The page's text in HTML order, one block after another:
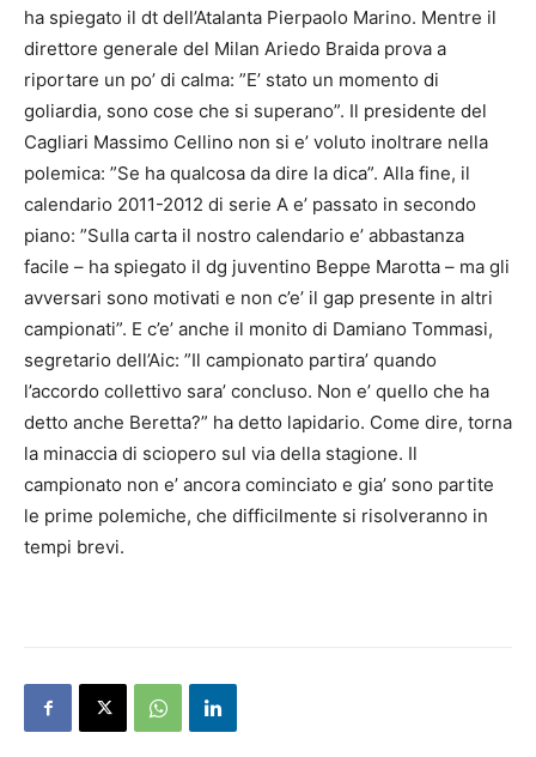
ha spiegato il dt dell’Atalanta Pierpaolo Marino. Mentre il
direttore generale del Milan Ariedo Braida prova a
riportare un po’ di calma: ”E’ stato un momento di
goliardia, sono cose che si superano”. Il presidente del
Cagliari Massimo Cellino non si e’ voluto inoltrare nella
polemica: ”Se ha qualcosa da dire la dica”. Alla fine, il
calendario 2011-2012 di serie A e’ passato in secondo
piano: ”Sulla carta il nostro calendario e’ abbastanza
facile – ha spiegato il dg juventino Beppe Marotta – ma gli
avversari sono motivati e non c’e’ il gap presente in altri
campionati”. E c’e’ anche il monito di Damiano Tommasi,
segretario dell’Aic: ”Il campionato partira’ quando
l’accordo collettivo sara’ concluso. Non e’ quello che ha
detto anche Beretta?” ha detto lapidario. Come dire, torna
la minaccia di sciopero sul via della stagione. Il
campionato non e’ ancora cominciato e gia’ sono partite
le prime polemiche, che difficilmente si risolveranno in
tempi brevi.